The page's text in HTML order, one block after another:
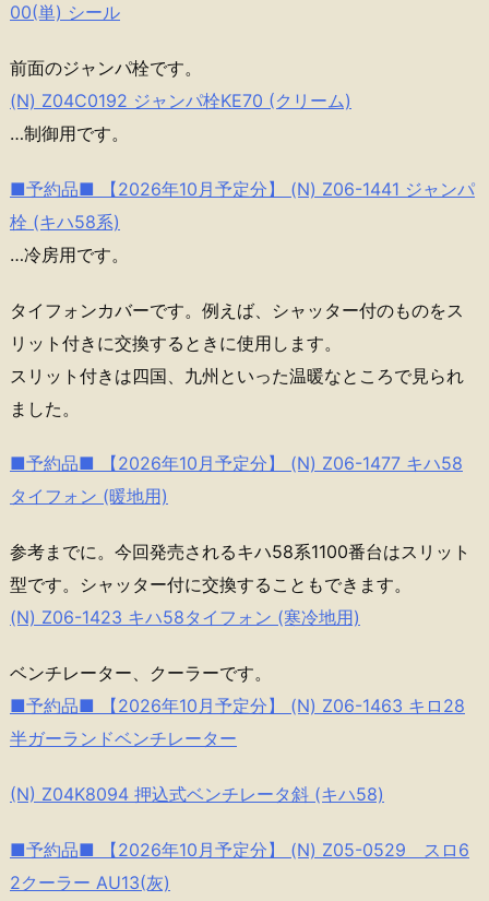
00(単) シール
前面のジャンパ栓です。
(N) Z04C0192 ジャンパ栓KE70 (クリーム)
…制御用です。
■予約品■ 【2026年10月予定分】 (N) Z06-1441 ジャンパ
栓 (キハ58系)
…冷房用です。
タイフォンカバーです。例えば、シャッター付のものをス
リット付きに交換するときに使用します。
スリット付きは四国、九州といった温暖なところで見られ
ました。
■予約品■ 【2026年10月予定分】 (N) Z06-1477 キハ58
タイフォン (暖地用)
参考までに。今回発売されるキハ58系1100番台はスリット
型です。シャッター付に交換することもできます。
(N) Z06-1423 キハ58タイフォン (寒冷地用)
ベンチレーター、クーラーです。
■予約品■ 【2026年10月予定分】 (N) Z06-1463 キロ28
半ガーランドベンチレーター
(N) Z04K8094 押込式ベンチレータ斜 (キハ58)
■予約品■ 【2026年10月予定分】 (N) Z05-0529 スロ6
2クーラー AU13(灰)